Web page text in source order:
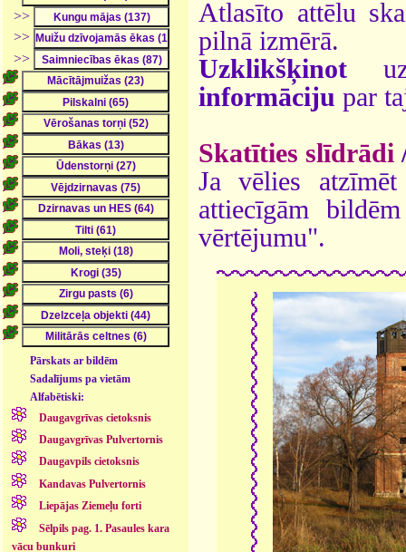
>>
>>
>>
Pārskats ar bildēm
Sadalījums pa vietām
Alfabētiski:
Daugavgrīvas cietoksnis
Daugavgrīvas Pulvertornis
Daugavpils cietoksnis
Kandavas Pulvertornis
Liepājas Ziemeļu forti
Sēlpils pag. 1. Pasaules kara
vācu bunkuri
Atlasīto attēlu
pilnā izmērā.
Uzklikšķinot
informāciju par
Skatīties slīdrādi
Ja vēlies
attiecīgām
vērtējumu".